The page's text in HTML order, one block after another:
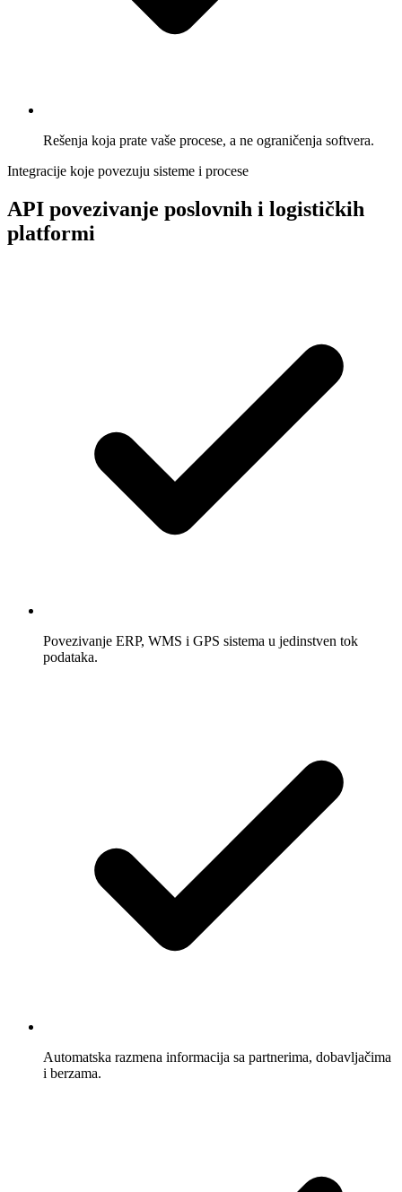
Rešenja koja prate vaše procese, a ne ograničenja softvera.
Integracije koje povezuju sisteme i procese
API povezivanje poslovnih i logističkih
platformi
Povezivanje ERP, WMS i GPS sistema u jedinstven tok
podataka.
Automatska razmena informacija sa partnerima, dobavljačima
i berzama.